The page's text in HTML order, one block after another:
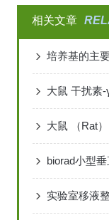
相关文章
培养基的主
大鼠 干扰素
实验室移液